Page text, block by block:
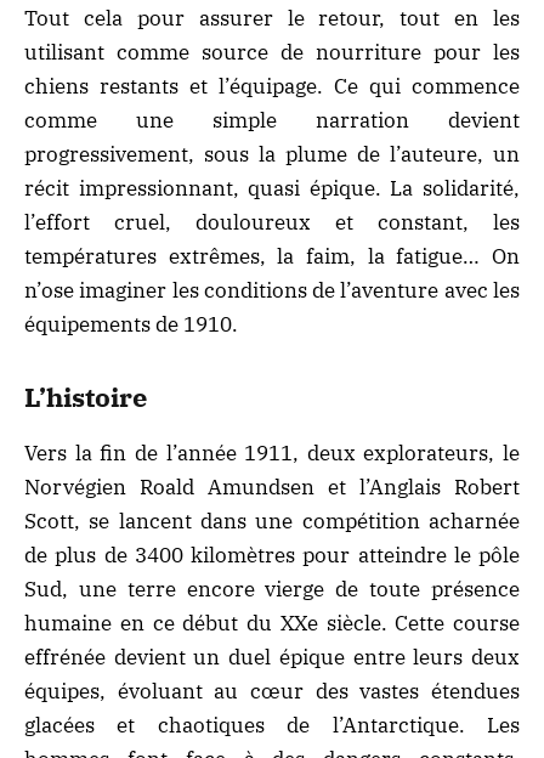
Tout cela pour assurer le retour, tout en les
utilisant comme source de nourriture pour les
chiens restants et l’équipage. Ce qui commence
comme une simple narration devient
progressivement, sous la plume de l’auteure, un
récit impressionnant, quasi épique. La solidarité,
l’effort cruel, douloureux et constant, les
températures extrêmes, la faim, la fatigue… On
n’ose imaginer les conditions de l’aventure avec les
équipements de 1910.
L’histoire
Vers la fin de l’année 1911, deux explorateurs, le
Norvégien Roald Amundsen et l’Anglais Robert
Scott, se lancent dans une compétition acharnée
de plus de 3400 kilomètres pour atteindre le pôle
Sud, une terre encore vierge de toute présence
humaine en ce début du XXe siècle. Cette course
effrénée devient un duel épique entre leurs deux
équipes, évoluant au cœur des vastes étendues
glacées et chaotiques de l’Antarctique. Les